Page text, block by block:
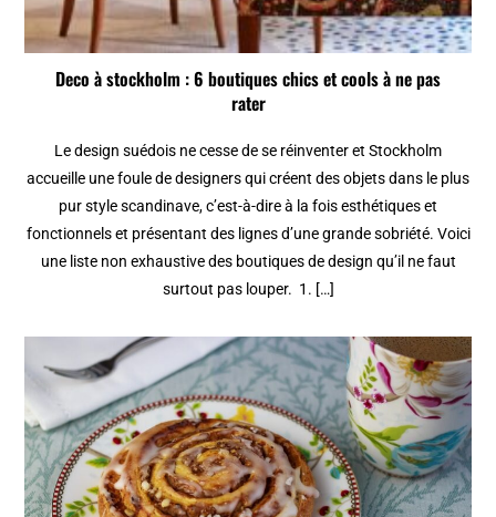
Deco à stockholm : 6 boutiques chics et cools à ne pas
rater
Le design suédois ne cesse de se réinventer et Stockholm
accueille une foule de designers qui créent des objets dans le plus
pur style scandinave, c’est-à-dire à la fois esthétiques et
fonctionnels et présentant des lignes d’une grande sobriété. Voici
une liste non exhaustive des boutiques de design qu’il ne faut
surtout pas louper. 1. […]